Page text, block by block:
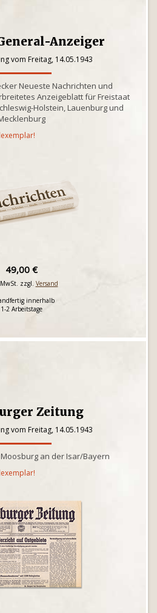
Anzeiger
vom Freitag, 14.05.1943
Neueste Nachrichten und
Anzeigeblatt für Freistaat
Holstein, Lauenburg und
49,00 €
zzgl. Versand
innerhalb
1-2 Arbeitstage
Zeitung
vom Freitag, 14.05.1943
an der Isar/Bayern